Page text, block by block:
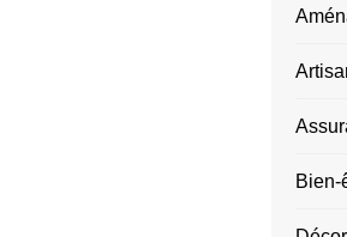
Bien-